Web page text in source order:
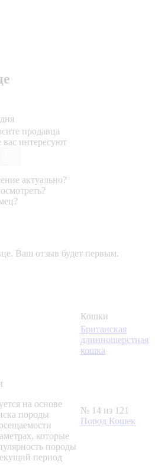
продавца
вас интересуют
актуально?
Ваш отзыв будет первым.
Кошки
Британская
длинношерстная
кошка
на основе
породы
которые
породы
период
№ 14 из 121
Пород Кошек